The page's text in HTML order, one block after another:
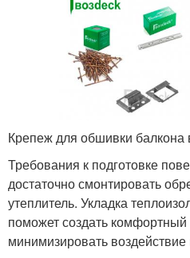
Крепеж для обшивки балкона
Требования к подготовке
достаточно смонтировать
утеплитель. Укладка
поможет создать
минимизировать воздействие